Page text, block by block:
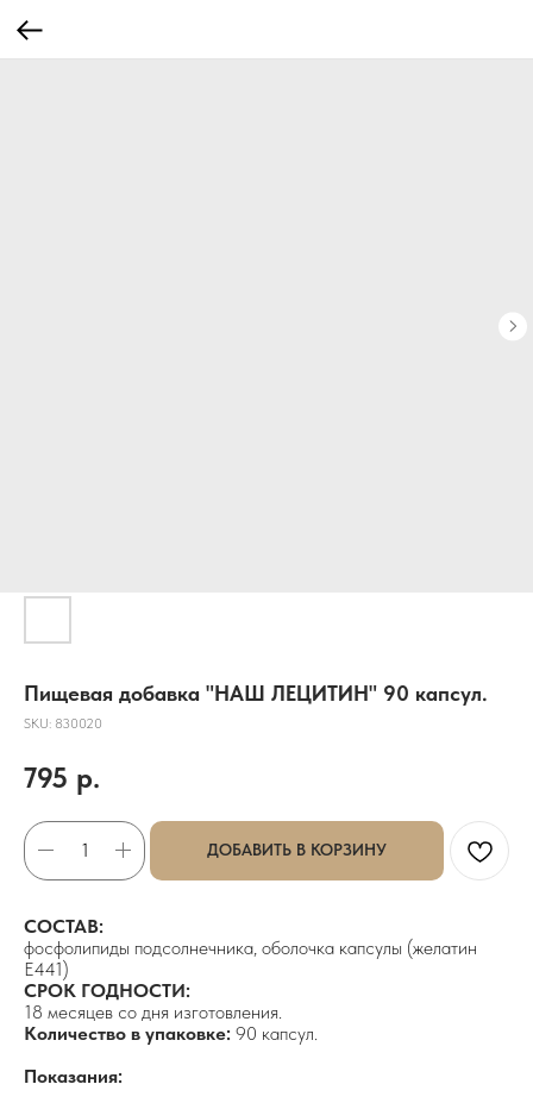
Пищевая добавка "НАШ ЛЕЦИТИН" 90 капсул.
SKU: 830020
795 р.
ДОБАВИТЬ В КОРЗИНУ
СОСТАВ:
фосфолипиды подсолнечника, оболочка капсулы (желатин
E441)
СРОК ГОДНОСТИ:
18 месяцев со дня изготовления.
Количество в упаковке: 90 капсул.
Показания: